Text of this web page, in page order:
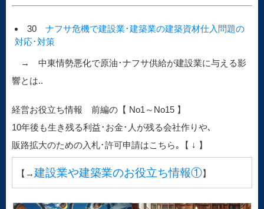
30 ナフサ危機で建設業･建築業の建築資材仕入問題の
対応･対策
→ 中東情勢悪化で原油･ナフサ供給が建設業に与える影
響とは..
経営お役立ち情報 前編の【 No1～No15 】
10年後も生き残る利益･お金･人が残る会社作りや､
販路拡大のための入札･許可申請はこちら｡【 ↓ 】
【→建設業や建築業のお役立ち情報①】